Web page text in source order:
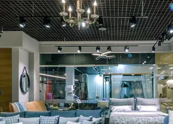
зразки оббивки є в дилерському
магазині - з механічним
шкіри.